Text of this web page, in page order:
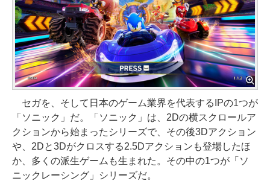
セガを、そして日本のゲーム業界を代表するIPの1つが
「ソニック」だ。「ソニック」は、2Dの横スクロールア
クションから始まったシリーズで、その後3Dアクション
や、2Dと3Dがクロスする2.5Dアクションも登場したほ
か、多くの派生ゲームも生まれた。その中の1つが「ソ
ニックレーシング」シリーズだ。